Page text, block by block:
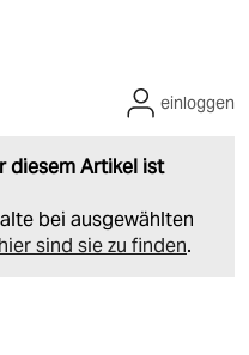
diesem Artikel ist
bei ausgewählten
hier sind sie zu finden.
einloggen